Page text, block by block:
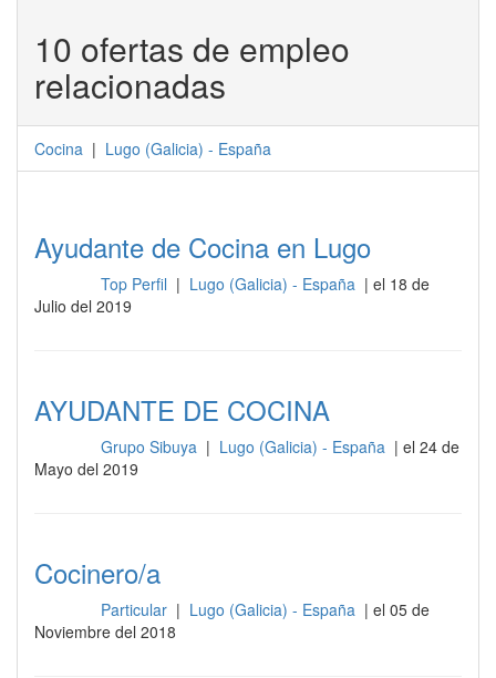
10 ofertas de empleo
relacionadas
Cocina | Lugo (Galicia) - España
Ayudante de Cocina en Lugo
Top Perfil | Lugo (Galicia) - España | el 18 de
Julio del 2019
AYUDANTE DE COCINA
Grupo Sibuya | Lugo (Galicia) - España | el 24 de
Mayo del 2019
Cocinero/a
Particular | Lugo (Galicia) - España | el 05 de
Noviembre del 2018